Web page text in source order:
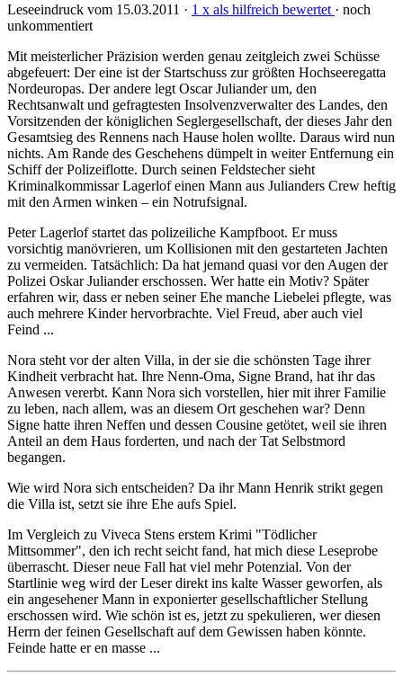
Leseeindruck vom 15.03.2011 · 1 x als hilfreich bewertet · noch
unkommentiert
Mit meisterlicher Präzision werden genau zeitgleich zwei Schüsse
abgefeuert: Der eine ist der Startschuss zur größten Hochseeregatta
Nordeuropas. Der andere legt Oscar Juliander um, den
Rechtsanwalt und gefragtesten Insolvenzverwalter des Landes, den
Vorsitzenden der königlichen Seglergesellschaft, der dieses Jahr den
Gesamtsieg des Rennens nach Hause holen wollte. Daraus wird nun
nichts. Am Rande des Geschehens dümpelt in weiter Entfernung ein
Schiff der Polizeiflotte. Durch seinen Feldstecher sieht
Kriminalkommissar Lagerlof einen Mann aus Julianders Crew heftig
mit den Armen winken – ein Notrufsignal.
Peter Lagerlof startet das polizeiliche Kampfboot. Er muss
vorsichtig manövrieren, um Kollisionen mit den gestarteten Jachten
zu vermeiden. Tatsächlich: Da hat jemand quasi vor den Augen der
Polizei Oskar Juliander erschossen. Wer hatte ein Motiv? Später
erfahren wir, dass er neben seiner Ehe manche Liebelei pflegte, was
auch mehrere Kinder hervorbrachte. Viel Freud, aber auch viel
Feind ...
Nora steht vor der alten Villa, in der sie die schönsten Tage ihrer
Kindheit verbracht hat. Ihre Nenn-Oma, Signe Brand, hat ihr das
Anwesen vererbt. Kann Nora sich vorstellen, hier mit ihrer Familie
zu leben, nach allem, was an diesem Ort geschehen war? Denn
Signe hatte ihren Neffen und dessen Cousine getötet, weil sie ihren
Anteil an dem Haus forderten, und nach der Tat Selbstmord
begangen.
Wie wird Nora sich entscheiden? Da ihr Mann Henrik strikt gegen
die Villa ist, setzt sie ihre Ehe aufs Spiel.
Im Vergleich zu Viveca Stens erstem Krimi "Tödlicher
Mittsommer", den ich recht seicht fand, hat mich diese Leseprobe
überrascht. Dieser neue Fall hat viel mehr Potenzial. Von der
Startlinie weg wird der Leser direkt ins kalte Wasser geworfen, als
ein angesehener Mann in exponierter gesellschaftlicher Stellung
erschossen wird. Wie schön ist es, jetzt zu spekulieren, wer diesen
Herrn der feinen Gesellschaft auf dem Gewissen haben könnte.
Feinde hatte er en masse ...